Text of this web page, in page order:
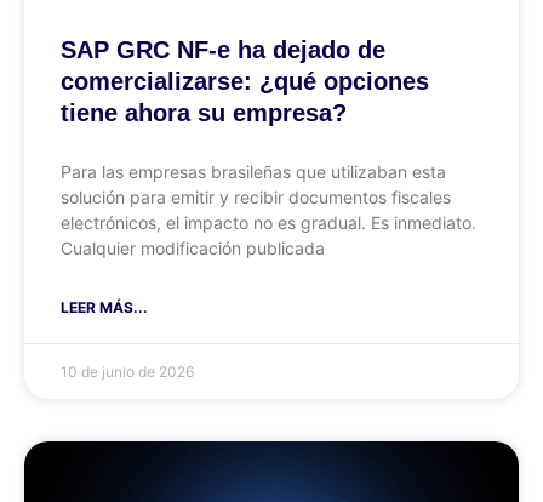
SAP GRC NF-e ha dejado de
comercializarse: ¿qué opciones
tiene ahora su empresa?
Para las empresas brasileñas que utilizaban esta
solución para emitir y recibir documentos fiscales
electrónicos, el impacto no es gradual. Es inmediato.
Cualquier modificación publicada
LEER MÁS...
10 de junio de 2026